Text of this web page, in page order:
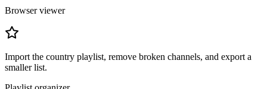
Browser viewer
Import the country playlist, remove broken channels, and export a
smaller list.